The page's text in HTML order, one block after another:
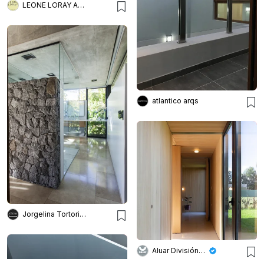
LEONE LORAY ARQUITECTOS
atlantico arqs
Jorgelina Tortorici & asoc.
Aluar División Elaborados